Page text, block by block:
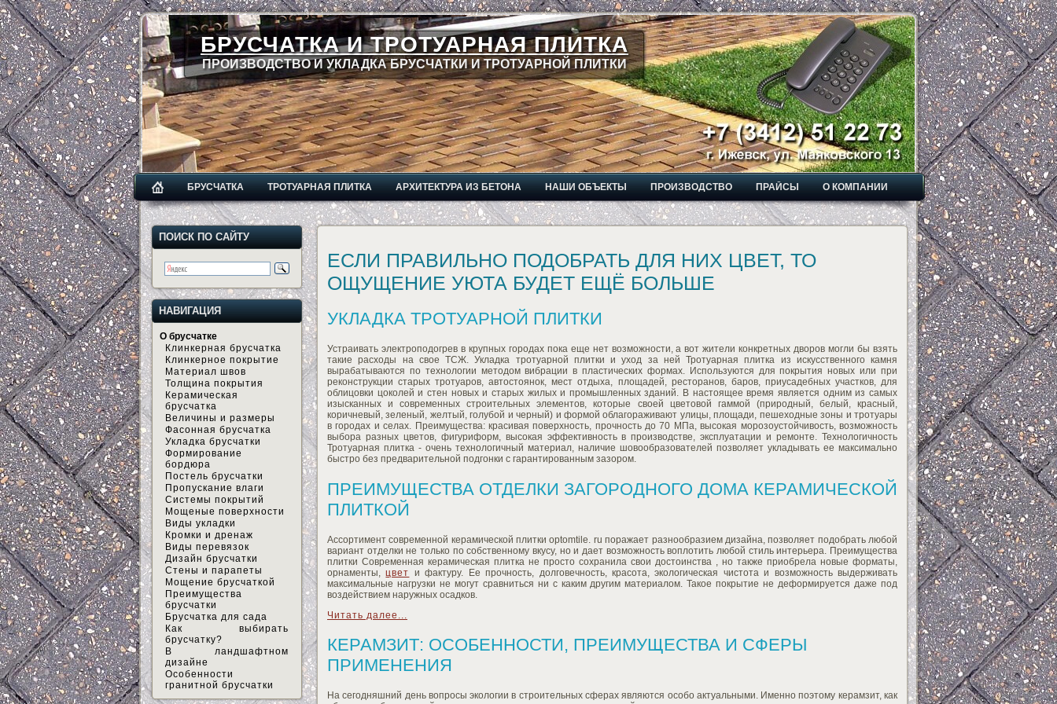
БРУСЧАТКА И ТРОТУАРНАЯ ПЛИТКА
ПРОИЗВОДСТВО И УКЛАДКА БРУСЧАТКИ И ТРОТУАРНОЙ ПЛИТКИ
БРУСЧАТКА ТРОТУАРНАЯ ПЛИТКА АРХИТЕКТУРА ИЗ БЕТОНА НАШИ ОБЪЕКТЫ ПРОИЗВОДСТВО ПРАЙСЫ О КОМПАНИИ
ПОИСК ПО САЙТУ
НАВИГАЦИЯ
О брусчатке
Клинкерная брусчатка
Клинкерное покрытие
Материал швов
Толщина покрытия
Керамическая
брусчатка
Величины и размеры
Фасонная брусчатка
Укладка брусчатки
Формирование
бордюра
Постель брусчатки
Пропускание влаги
Системы покрытий
Мощеные поверхности
Виды укладки
Кромки и дренаж
Виды перевязок
Дизайн брусчатки
Стены и парапеты
Мощение брусчаткой
Преимущества
брусчатки
Брусчатка для сада
Как выбирать
брусчатку?
В ландшафтном
дизайне
Особенности
гранитной брусчатки
ЕСЛИ ПРАВИЛЬНО ПОДОБРАТЬ ДЛЯ НИХ ЦВЕТ, ТО
ОЩУЩЕНИЕ УЮТА БУДЕТ ЕЩЁ БОЛЬШЕ
УКЛАДКА ТРОТУАРНОЙ ПЛИТКИ
Устраивать электроподогрев в крупных городах пока еще нет возможности, а вот жители конкретных дворов могли бы взять
такие расходы на свое ТСЖ. Укладка тротуарной плитки и уход за ней Тротуарная плитка из искусственного камня
вырабатываются по технологии методом вибрации в пластических формах. Используются для покрытия новых или при
реконструкции старых тротуаров, автостоянок, мест отдыха, площадей, ресторанов, баров, приусадебных участков, для
облицовки цоколей и стен новых и старых жилых и промышленных зданий. В настоящее время является одним из самых
изысканных и современных строительных элементов, которые своей цветовой гаммой (природный, белый, красный,
коричневый, зеленый, желтый, голубой и черный) и формой облагораживают улицы, площади, пешеходные зоны и тротуары
в городах и селах. Преимущества: красивая поверхность, прочность до 70 МПа, высокая морозоустойчивость, возможность
выбора разных цветов, фигуриформ, высокая эффективность в производстве, эксплуатации и ремонте. Технологичность
Тротуарная плитка - очень технологичный материал, наличие шовообразователей позволяет укладывать ее максимально
быстро без предварительной подгонки с гарантированным зазором.
ПРЕИМУЩЕСТВА ОТДЕЛКИ ЗАГОРОДНОГО ДОМА КЕРАМИЧЕСКОЙ
ПЛИТКОЙ
Ассортимент современной керамической плитки optomtile. ru поражает разнообразием дизайна, позволяет подобрать любой
вариант отделки не только по собственному вкусу, но и дает возможность воплотить любой стиль интерьера. Преимущества
плитки Современная керамическая плитка не просто сохранила свои достоинства , но также приобрела новые форматы,
орнаменты,цвет и фактуру. Ее прочность, долговечность, красота, экологическая чистота и возможность выдерживать
максимальные нагрузки не могут сравниться ни с каким другим материалом. Такое покрытие не деформируется даже под
воздействием наружных осадков.
Читать далее...
КЕРАМЗИТ: ОСОБЕННОСТИ, ПРЕИМУЩЕСТВА И СФЕРЫ
ПРИМЕНЕНИЯ
На сегодняшний день вопросы экологии в строительных сферах являются особо актуальными. Именно поэтому керамзит, как